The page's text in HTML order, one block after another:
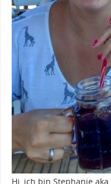
Hi, ich bin Stephanie aka